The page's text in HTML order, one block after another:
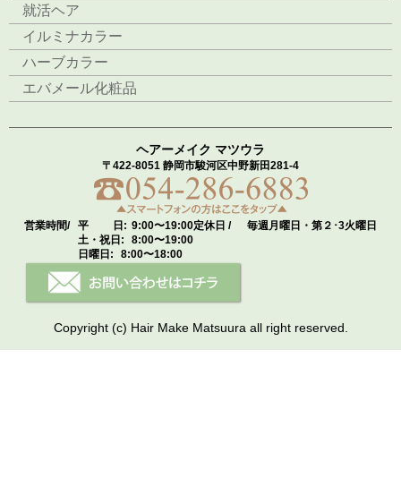
就活ヘア
イルミナカラー
ハーブカラー
エバメール化粧品
ヘアーメイク マツウラ
〒422-8051 静岡市駿河区中野新田281-4
営業時間/ 平 日: 9:00〜19:00
土・祝日:
8:00〜19:00
日曜日:
8:00〜18:00
定休日 / 毎週月曜日・第２･3火曜日
Copyright (c) Hair Make Matsuura all right reserved.